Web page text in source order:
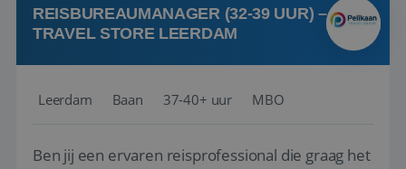
boeken! ...
REISBUREAUMANAGER (32-39 UUR) –
TRAVEL STORE LEERDAM
Leerdam Baan 37-40+ uur MBO
Ben jij een ervaren reisprofessional die graag het